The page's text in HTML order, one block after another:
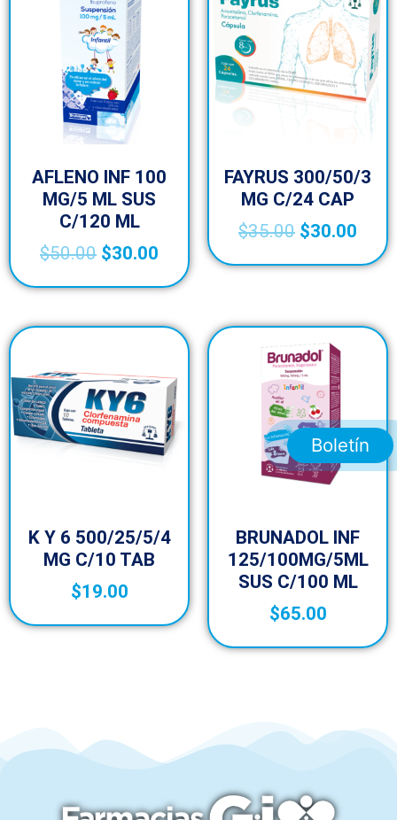
AFLENO INF 100
MG/5 ML SUS
C/120 ML
$50.00 $30.00
FAYRUS 300/50/3
MG C/24 CAP
$35.00 $30.00
K Y 6 500/25/5/4
MG C/10 TAB
$19.00
BRUNADOL INF
125/100MG/5ML
SUS C/100 ML
$65.00
Boletín